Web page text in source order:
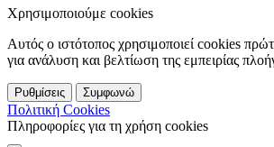
Χρησιμοποιούμε cookies
Αυτός ο ιστότοπος χρησιμοποιεί cookies
για ανάλυση και βελτίωση της εμπειρίας
Ρυθμίσεις Συμφωνώ
Πολιτική Cookies
Πληροφορίες για τη χρήση cookies